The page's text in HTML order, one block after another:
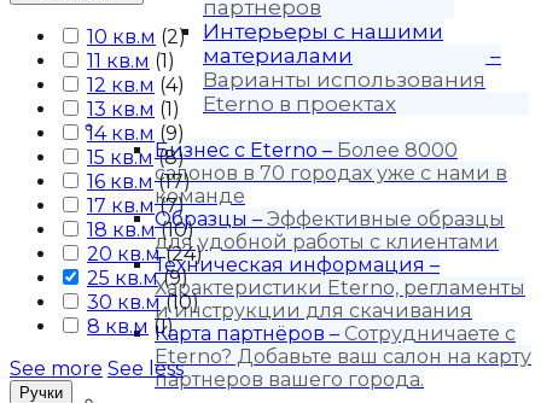
партнеров
Интерьеры с нашими
материалами
–
Варианты использования
Eterno в проектах
Для бизнеса
Бизнес с Eternо – Более 8000
салонов в 70 городах уже с нами в
команде
Образцы – Эффективные образцы
для удобной работы с клиентами
Техническая информация –
Характеристики Eterno, регламенты
и инструкции для скачивания
Карта партнёров – Сотрудничаете с
Eterno? Добавьте ваш салон на карту
партнеров вашего города.
10 кв.м (2)
11 кв.м (1)
12 кв.м (4)
13 кв.м (1)
14 кв.м (9)
15 кв.м (8)
16 кв.м (17)
17 кв.м (7)
18 кв.м (10)
20 кв.м (24)
25 кв.м (9)
30 кв.м (10)
8 кв.м (1)
See more See less
Ручки